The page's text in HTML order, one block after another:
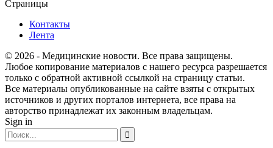
Страницы
Контакты
Лента
© 2026 - Медицинские новости. Все права защищены.
Любое копирование материалов с нашего ресурса разрешается
только с обратной активной ссылкой на страницу статьи.
Все материалы опубликованные на сайте взяты с открытых
источников и других порталов интернета, все права на
авторство принадлежат их законным владельцам.
Sign in